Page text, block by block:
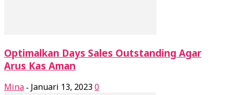
Optimalkan Days Sales Outstanding Agar
Arus Kas Aman
Mina - Januari 13, 20230